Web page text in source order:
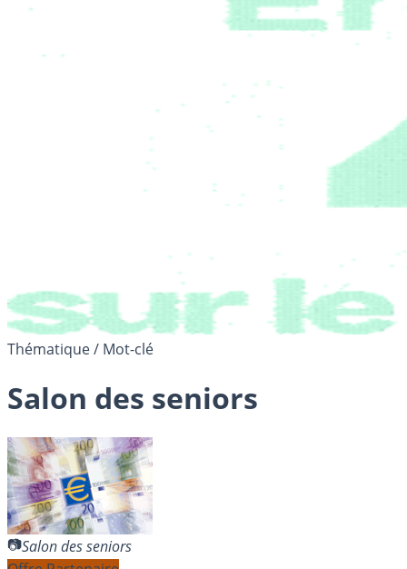
Thématique / Mot-clé
Salon des seniors
Salon des seniors